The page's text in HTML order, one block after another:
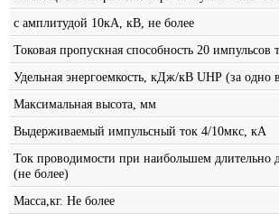
с амплитудой 10кА, кВ, не более
Токовая пропускная способность 20
Удельная энергоемкость, кДж/кВ UНР (за одно
Максимальная высота, мм
Выдерживаемый импульсный ток 4/10мкс, кА
Ток проводимости при наибольшем
(не более)
Масса,кг. Не более